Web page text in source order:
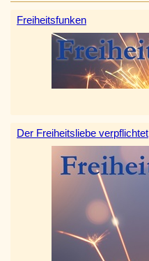
Freiheitsfunken
Der Freiheitsliebe verpflichtet